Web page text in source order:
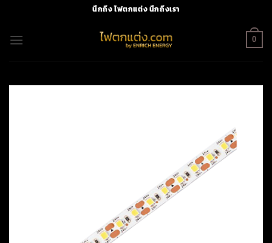
content
นึกถึง ไฟตกแต่ง นึกถึงเรา
0